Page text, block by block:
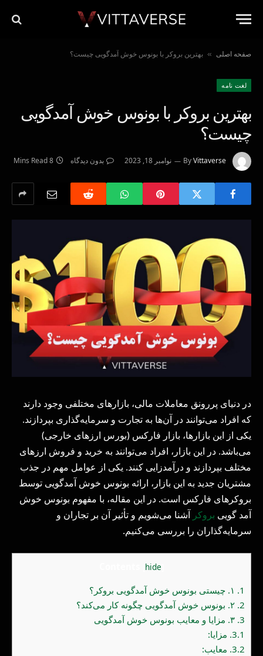
صفحه اصلی » بهترین بروکر با بونوس خوش آمدگویی چیست؟
لغت نامه
بهترین بروکر با بونوس خوش آمدگویی
چیست؟
ByVittaverse نوامبر 18, 2023 بدون دیدگاه 8 Mins Read
در دنیای پررونق معاملات مالی، بازارهای مختلفی وجود دارند
که افراد می‌توانند در آن‌ها به تجارت و سرمایه‌گذاری بپردازند.
یکی از این بازارها، بازار فارکس (بورس ارزهای خارجی)
می‌باشد. در این بازار، افراد می‌توانند به خرید و فروش ارزهای
مختلف بپردازند و درآمدزایی کنند. یکی از عوامل مهم در جذب
مشتریان جدید به این بازار، ارائه بونوس خوش آمدگویی توسط
بروکرهای فارکس است. در این مقاله، با مفهوم بونوس خوش
آمد گویی بروکر آشنا می‌شویم و تأثیر آن بر تجاران و
سرمایه‌گذاران را بررسی می‌کنیم.
hide
1.
2.
3.
3.1. مزایا:
3.2. معایب: